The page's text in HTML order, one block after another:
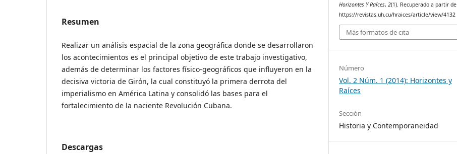
Resumen
Realizar un análisis espacial de la zona geográfica donde se desarrollaron
los acontecimientos es el principal objetivo de este trabajo investigativo,
además de determinar los factores físico-geográficos que influyeron en la
decisiva victoria de Girón, la cual constituyó la primera derrota del
imperialismo en América Latina y consolidó las bases para el
fortalecimiento de la naciente Revolución Cubana.
Descargas
Horizontes Y Raíces,2(1). Recuperado a partir de
https://revistas.uh.cu/hraices/article/view/4132
Más formatos de cita
Número
Vol. 2 Núm. 1 (2014): Horizontes y
Raíces
Sección
Historia y Contemporaneidad